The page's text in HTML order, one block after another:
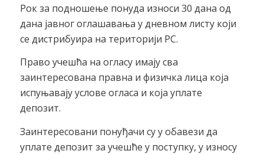
Рок за подношење понуда износи 30 дана од
дана јавног оглашавања у дневном листу који
се дистрибуира на територији РС.
Право учешћа на огласу имају сва
заинтересована правна и физичка лица која
испуњавају услове огласа и која уплате
депозит.
Заинтересовани понуђачи су у обавези да
уплате депозит за учешће у поступку, у износу